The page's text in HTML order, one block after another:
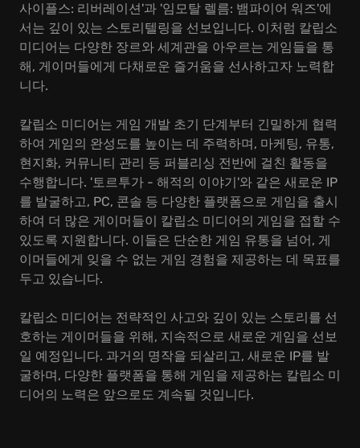
사이플스: 리버레이션'과 '임모탈 렐름: 뱀파이어 워즈'에
서는 깊이 있는 스토리텔링을 선보입니다. 이처럼 칼립소
미디어는 다양한 장르와 세계관을 아우르는 게임들을 통
해, 게이머들에게 다채로운 즐거움을 선사하고자 노력합
니다.
칼립소 미디어는 게임 개발 초기 단계부터 긴밀하게 협력
하여 게임의 완성도를 높이는 데 주력하며, 마케팅, 유통,
현지화, 커뮤니티 관리 등 퍼블리싱 전반에 걸친 활동을
수행합니다. '토르투가 - 해적의 이야기'와 같은 새로운 IP
를 발굴하고, PC, 콘솔 등 다양한 플랫폼으로 게임을 출시
하여 더 많은 게이머들이 칼립소 미디어의 게임을 접할 수
있도록 지원합니다. 이들은 단순한 게임 유통을 넘어, 게
이머들에게 잊을 수 없는 게임 경험을 제공하는 데 목표를
두고 있습니다.
칼립소 미디어는 전략적인 사고와 깊이 있는 스토리를 선
호하는 게이머들을 위해, 지속적으로 새로운 게임을 선보
일 예정입니다. 과거의 명작을 되살리고, 새로운 IP를 발
굴하며, 다양한 플랫폼을 통해 게임을 제공하는 칼립소 미
디어의 노력은 앞으로도 계속될 것입니다.